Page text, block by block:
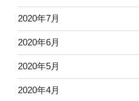
2020年7月
2020年6月
2020年5月
2020年4月